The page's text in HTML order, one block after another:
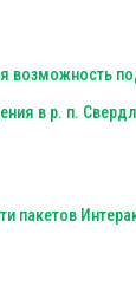
возможность
в р. п.
пакетов